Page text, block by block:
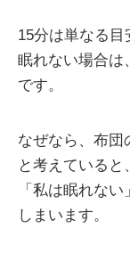
15分は単なる
眠れない場合は
です。
なぜなら、布団
と考えていると
「私は眠れな
しまいます。